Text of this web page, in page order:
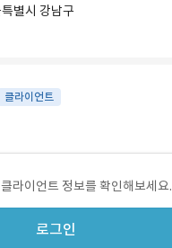
별시 강남구
클라이언트
라이언트 정보를 확인해보세요.
로그인